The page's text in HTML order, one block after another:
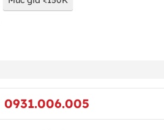
0931.006.005